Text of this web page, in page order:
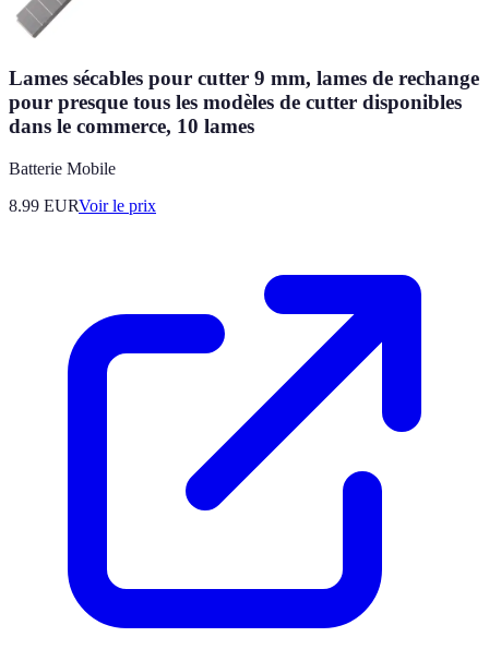
Lames sécables pour cutter 9 mm, lames de rechange
pour presque tous les modèles de cutter disponibles
dans le commerce, 10 lames
Batterie Mobile
8.99 EURVoir le prix